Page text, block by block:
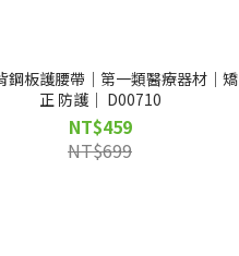
鋼板護腰帶｜第一類醫療器材｜矯
正 防護｜ D00710
NT$459
NT$699